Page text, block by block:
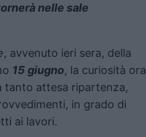
nelle sale
, avvenuto ieri sera, della
15 giugno, la curiosità ora
tanto attesa ripartenza,
in grado di
ai lavori.